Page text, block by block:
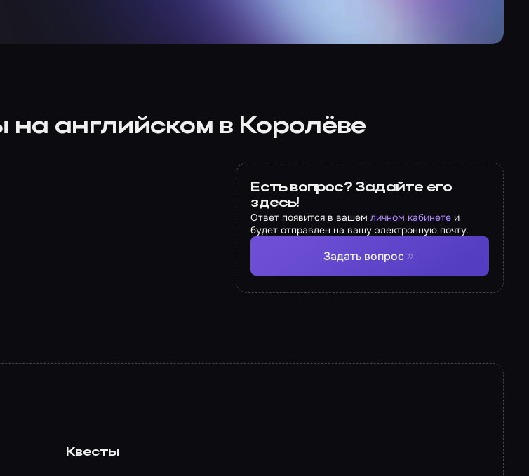
английском в Королёве
Есть вопрос? Задайте его
здесь!
Ответ появится в вашемличном кабинете и
будет отправлен на вашу электронную почту.
Задать вопрос
Квесты